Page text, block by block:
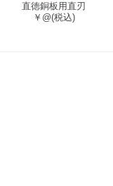
直徳銅板用直刃
￥@(税込)